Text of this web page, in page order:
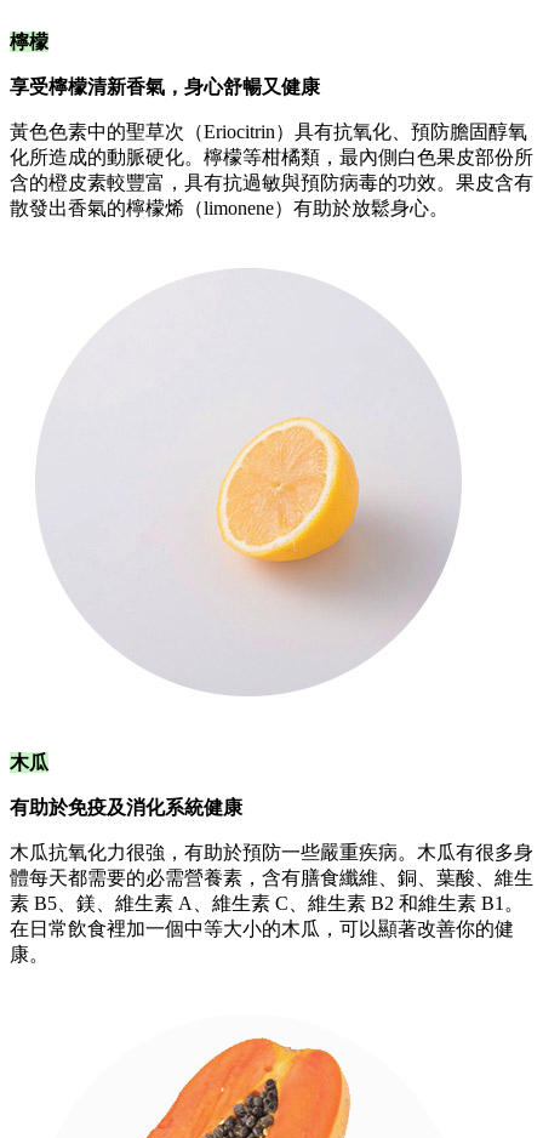
檸檬
享受檸檬清新香氣，身心舒暢又健康
黃色色素中的聖草次（Eriocitrin）具有抗氧化、預防膽固醇氧
化所造成的動脈硬化。檸檬等柑橘類，最內側白色果皮部份所
含的橙皮素較豐富，具有抗過敏與預防病毒的功效。果皮含有
散發出香氣的檸檬烯（limonene）有助於放鬆身心。
木瓜
有助於免疫及消化系統健康
木瓜抗氧化力很強，有助於預防一些嚴重疾病。木瓜有很多身
體每天都需要的必需營養素，含有膳食纖維、銅、葉酸、維生
素 B5、鎂、維生素 A、維生素 C、維生素 B2 和維生素 B1。
在日常飲食裡加一個中等大小的木瓜，可以顯著改善你的健
康。